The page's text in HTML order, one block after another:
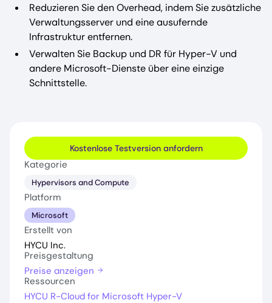
Reduzieren Sie den Overhead, indem Sie zusätzliche
Verwaltungsserver und eine ausufernde
Infrastruktur entfernen.
Verwalten Sie Backup und DR für Hyper-V und
andere Microsoft-Dienste über eine einzige
Schnittstelle.
Kostenlose Testversion anfordern
Kategorie
Hypervisors and Compute
Platform
Microsoft
Erstellt von
HYCU Inc.
Preisgestaltung
Preise anzeigen
Ressourcen
HYCU R-Cloud for Microsoft Hyper-V